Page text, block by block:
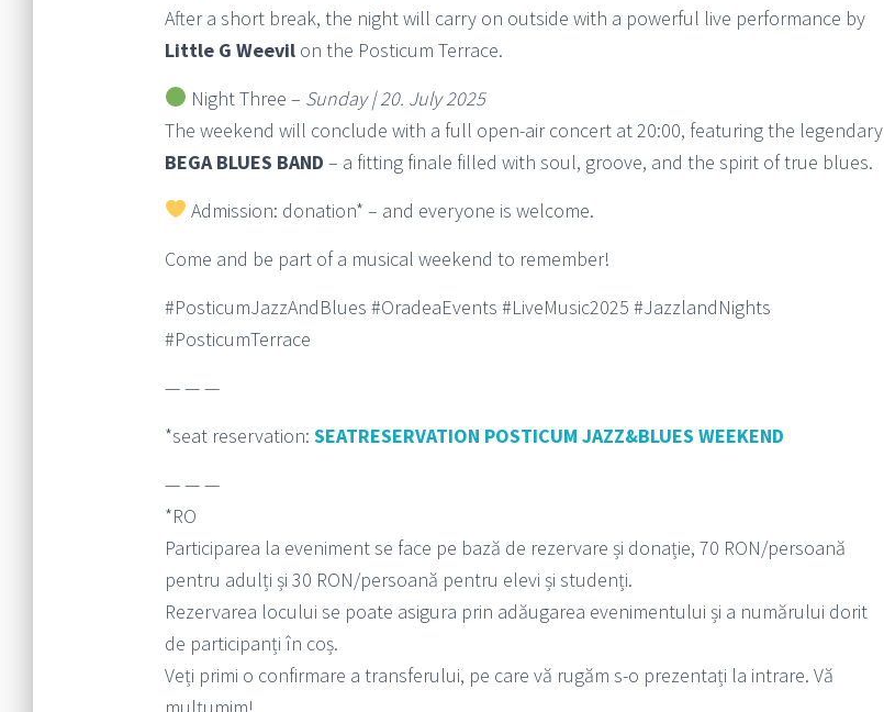
After a short break, the night will carry on outside with a powerful live performance by
Little G Weevilon the Posticum Terrace.
Night Three – Sunday | 20. July 2025
The weekend will conclude with a full open-air concert at 20:00, featuring the legendary
BEGA BLUES BAND – a fitting finale filled with soul, groove, and the spirit of true blues.
Admission: donation* – and everyone is welcome.
Come and be part of a musical weekend to remember!
#PosticumJazzAndBlues #OradeaEvents #LiveMusic2025 #JazzlandNights
#PosticumTerrace
— — —
*seat reservation: SEATRESERVATION POSTICUM JAZZ&BLUES WEEKEND
— — —
*RO
Participarea la eveniment se face pe bază de rezervare și donație, 70 RON/persoană
pentru adulți și 30 RON/persoană pentru elevi și studenți.
Rezervarea locului se poate asigura prin adăugarea evenimentului și a numărului dorit
de participanți în coș.
Veți primi o confirmare a transferului, pe care vă rugăm s-o prezentați la intrare. Vă
mulțumim!